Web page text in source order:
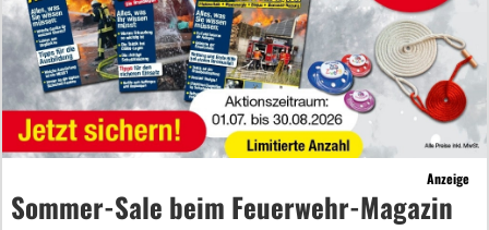
Anzeige
Sommer-Sale beim Feuerwehr-Magazin